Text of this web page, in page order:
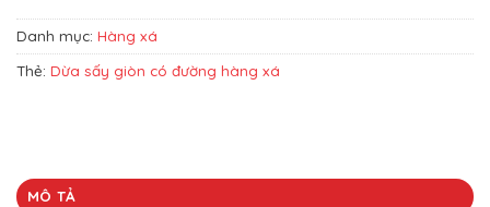
Danh mục: Hàng xá
Thẻ: Dừa sấy giòn có đường hàng xá
MÔ TẢ